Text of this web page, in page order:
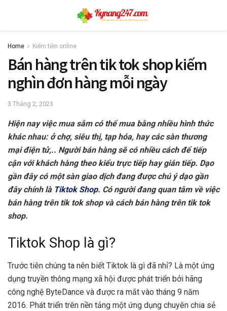
Home Kiếm tiền online
Bán hàng trên tik tok shop kiếm
nghìn đơn hàng mỗi ngày
3 Tháng 2, 2023
Hiện nay việc mua sắm có thể mua bằng nhiều hình thức
khác nhau: ở chợ, siêu thị, tạp hóa, hay các sàn thương
mại điện tử,.. Người bán hàng sẽ có nhiều cách để tiếp
cận với khách hàng theo kiểu trực tiếp hay gián tiếp. Dạo
gần đây có một sàn giao dịch đang được chú ý dạo gần
đây chính là Tiktok Shop. Có người đang quan tâm về việc
bán hàng trên tik tok shop và cách bán hàng trên tik tok
shop.
Tiktok Shop là gì?
Trước tiên chúng ta nên biết Tiktok là gì đã nhỉ? Là một ứng
dụng truyền thông mạng xã hội được phát triển bởi hãng
công nghệ ByteDance và được ra mắt vào tháng 9 năm
2016. Phát triển trên nền tảng một ứng dụng chuyên chia sẻ